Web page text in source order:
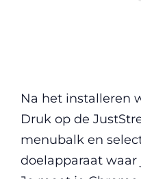
Na het installeren
Druk op de
menubalk en
doelapparaat waar